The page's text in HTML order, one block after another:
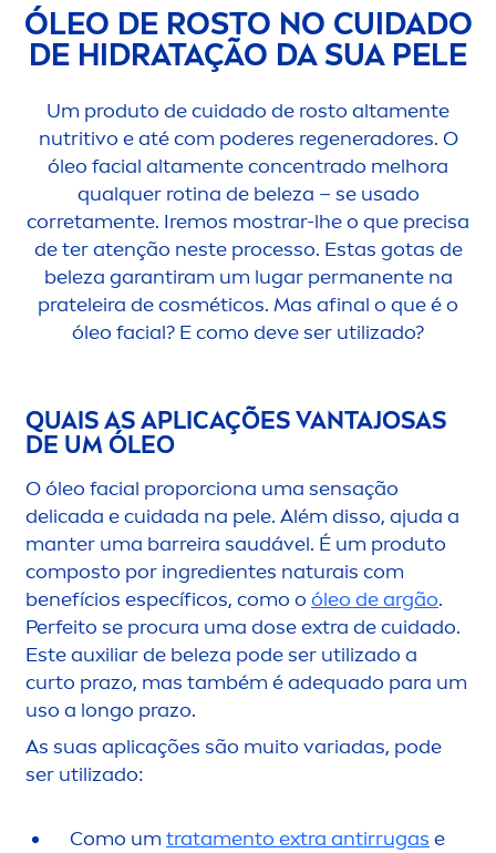
ÓLEO DE ROSTO NO CUIDADO
DE HIDRATAÇÃO DA SUA PELE
Um produto de cuidado de rosto altamente
nutritivo e até com poderes regeneradores. O
óleo facial altamente concentrado melhora
qualquer rotina de beleza – se usado
corretamente. Iremos mostrar-lhe o que precisa
de ter atenção neste processo. Estas gotas de
beleza garantiram um lugar permanente na
prateleira de cosméticos. Mas afinal o que é o
óleo facial? E como deve ser utilizado?
QUAIS AS APLICAÇÕES VANTAJOSAS
DE UM ÓLEO
O óleo facial proporciona uma sensação
delicada e cuidada na pele. Além disso, ajuda a
manter uma barreira saudável. É um produto
composto por ingredientes naturais com
benefícios específicos, como o óleo de argão.
Perfeito se procura uma dose extra de cuidado.
Este auxiliar de beleza pode ser utilizado a
curto prazo, mas também é adequado para um
uso a longo prazo.
As suas aplicações são muito variadas, pode
ser utilizado:
Como um tratamento extra antirrugas e